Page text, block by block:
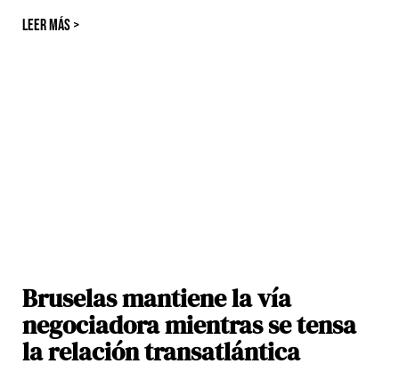
LEER MÁS >
Bruselas mantiene la vía
negociadora mientras se tensa
la relación transatlántica